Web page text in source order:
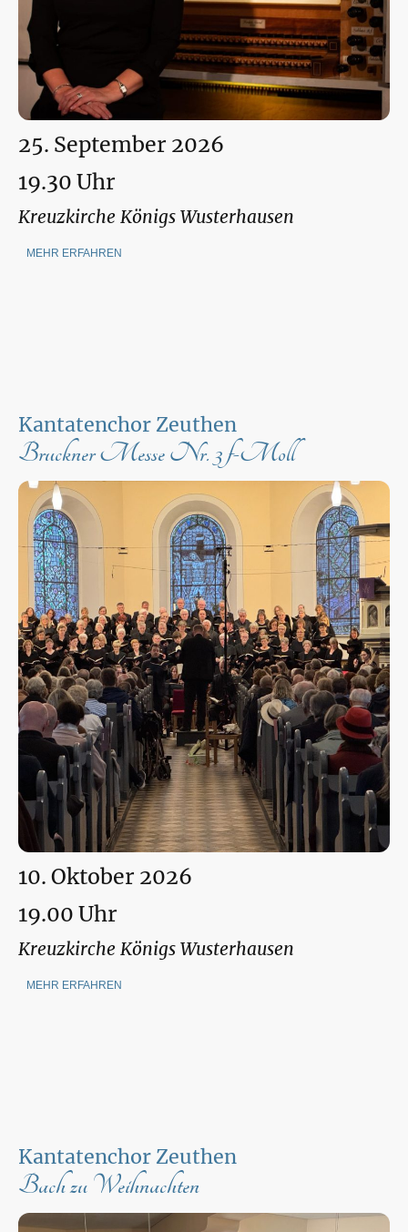
25. September 2026
19.30 Uhr
Kreuzkirche Königs Wusterhausen
MEHR ERFAHREN
Kantatenchor Zeuthen
Bruckner Messe Nr. 3 f-Moll
10. Oktober 2026
19.00 Uhr
Kreuzkirche Königs Wusterhausen
MEHR ERFAHREN
Kantatenchor Zeuthen
Bach zu Weihnachten